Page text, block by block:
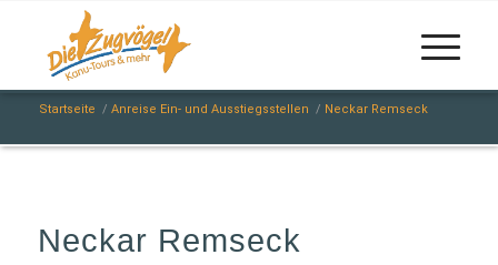
Startseite / Anreise Ein- und Ausstiegsstellen / Neckar Remseck
Neckar Remseck